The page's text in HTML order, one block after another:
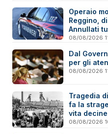
Operaio
Reggino,
Annullati
paese
08/08/2026
Dal
per gli
08/08/2026
Tragedia
fa la
vita
calabresi
08/08/2026